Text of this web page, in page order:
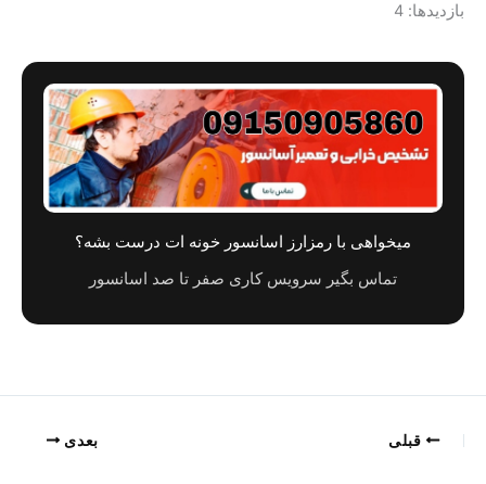
بازدیدها: 4
میخواهی با رمزارز اسانسور خونه ات درست بشه؟
تماس بگیر سرویس کاری صفر تا صد اسانسور
قبلی بعدی